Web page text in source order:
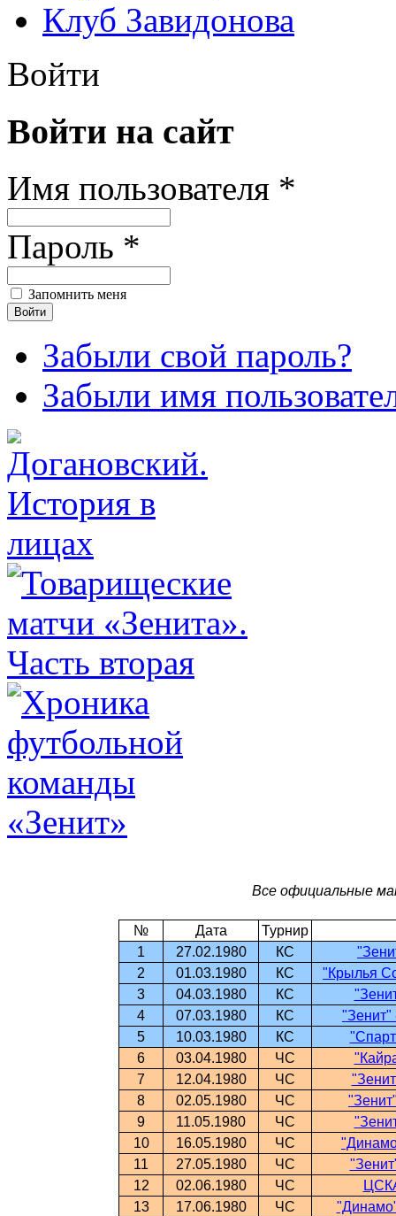
Клуб Завидонова
Войти
Войти на сайт
Имя пользователя *
Пароль *
Запомнить меня
Забыли свой пароль?
Забыли имя
Все официальные
№ Дата
Турнир
1
27.02.1980 КС
2
01.03.1980 КС
"Крылья
3
04.03.1980 КС
4
07.03.1980 КС
"Зенит"
5
10.03.1980 КС
6
03.04.1980 ЧС
7
12.04.1980 ЧС
8
02.05.1980 ЧС
9
11.05.1980 ЧС
10
16.05.1980 ЧС
11
27.05.1980 ЧС
12
02.06.1980 ЧС
13
17.06.1980 ЧС